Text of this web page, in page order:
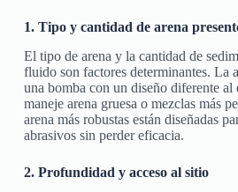
1. Tipo y cantidad de arena
El tipo de arena y la cantidad de
fluido son factores determinantes. La
una bomba con un diseño diferente al
maneje arena gruesa o mezclas más
arena más robustas están diseñadas
abrasivos sin perder eficacia.
2. Profundidad y acceso al sitio